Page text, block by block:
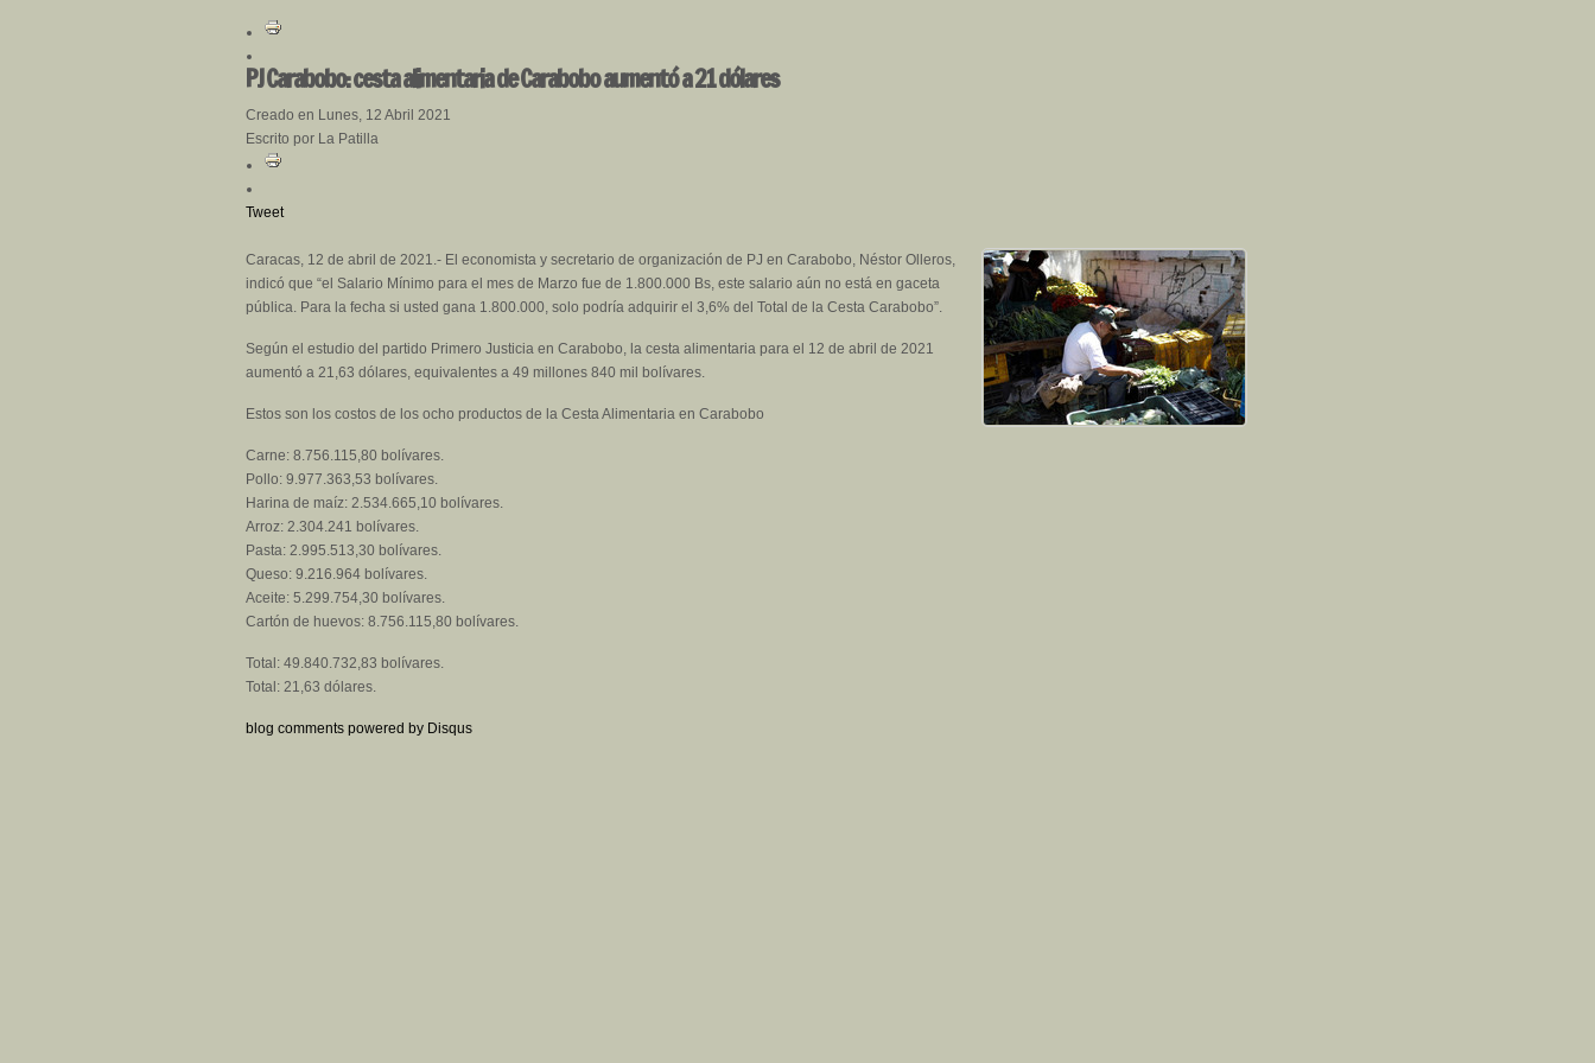
PJ Carabobo: cesta alimentaria de Carabobo aumentó a 21 dólares
Creado en Lunes, 12 Abril 2021
Escrito por La Patilla
Tweet
Caracas, 12 de abril de 2021.- El economista y secretario de organización de PJ en Carabobo, Néstor Olleros,
indicó que “el Salario Mínimo para el mes de Marzo fue de 1.800.000 Bs, este salario aún no está en gaceta
pública. Para la fecha si usted gana 1.800.000, solo podría adquirir el 3,6% del Total de la Cesta Carabobo”.
Según el estudio del partido Primero Justicia en Carabobo, la cesta alimentaria para el 12 de abril de 2021
aumentó a 21,63 dólares, equivalentes a 49 millones 840 mil bolívares.
Estos son los costos de los ocho productos de la Cesta Alimentaria en Carabobo
Carne: 8.756.115,80 bolívares.
Pollo: 9.977.363,53 bolívares.
Harina de maíz: 2.534.665,10 bolívares.
Arroz: 2.304.241 bolívares.
Pasta: 2.995.513,30 bolívares.
Queso: 9.216.964 bolívares.
Aceite: 5.299.754,30 bolívares.
Cartón de huevos: 8.756.115,80 bolívares.
Total: 49.840.732,83 bolívares.
Total: 21,63 dólares.
blog comments powered by Disqus